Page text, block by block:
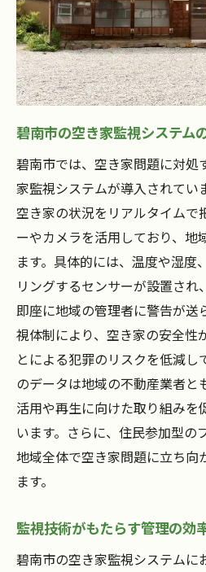
碧南市の空き家監視システム
碧南市では、空き家問題に対処
家監視システムが導入されてい
空き家の状況をリアルタイムで
ーやカメラを活用しており、地
ます。具体的には、温度や湿度
リングするセンサーが設置され
即座に地域の管理者に警告が送
視体制により、空き家の安全性
とによる犯罪のリスクを低減し
のデータは地域の不動産業者と
活用や再生に向けた取り組みを
います。さらに、住民参加型の
地域全体で空き家問題に立ち向
ます。
監視技術がもたらす管理の効
碧南市の空き家監視システムに